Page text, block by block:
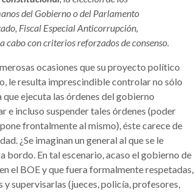
del Gobierno o del Parlamento
Fiscal Especial Anticorrupción,
con criterios reforzados de consenso.
ocasiones que su proyecto político
le resulta imprescindible controlar no sólo
ejecuta las órdenes del gobierno
incluso suspender tales órdenes (poder
frontalmente al mismo), éste carece de
¿Se imaginan un general al que se le
En tal escenario, acaso el gobierno de
el BOE y que fuera formalmente respetadas,
supervisarlas (jueces, policía, profesores,